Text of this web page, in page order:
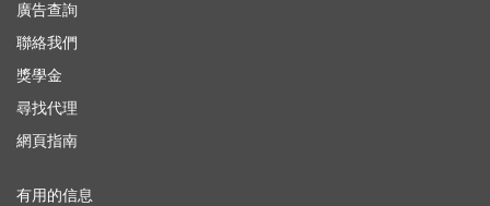
廣告查詢
聯絡我們
獎學金
尋找代理
網頁指南
有用的信息